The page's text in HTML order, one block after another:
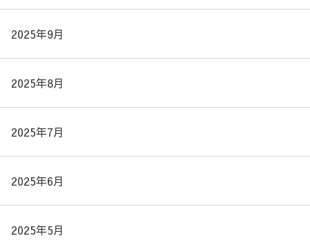
2025年9月
2025年8月
2025年7月
2025年6月
2025年5月